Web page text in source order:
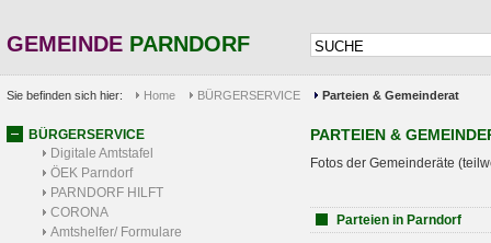
GEMEINDE PARNDORF
Sie befinden sich hier: Home BÜRGERSERVICE Parteien & Gemeinderat
BÜRGERSERVICE
Digitale Amtstafel
ÖEK Parndorf
PARNDORF HILFT
CORONA
Amtshelfer/ Formulare
PARTEIEN &
Fotos der Gemeinderäte
Parteien in Parndorf